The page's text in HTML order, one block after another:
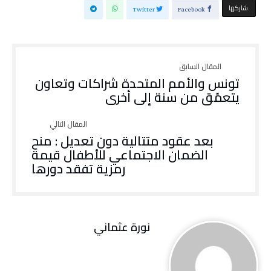
‫‫ شاركها‬ Facebook
Twitter
تونس والأمم المتحدة شراكات وتعاون
يتعمّق من سنة إلى أخرى
بعد عقود متتالية دون تعديل : منح
الضمان الاجتماعي للأطفال قيمة
رمزية تفقد دورها
نورة‭ ‬عثماني‭